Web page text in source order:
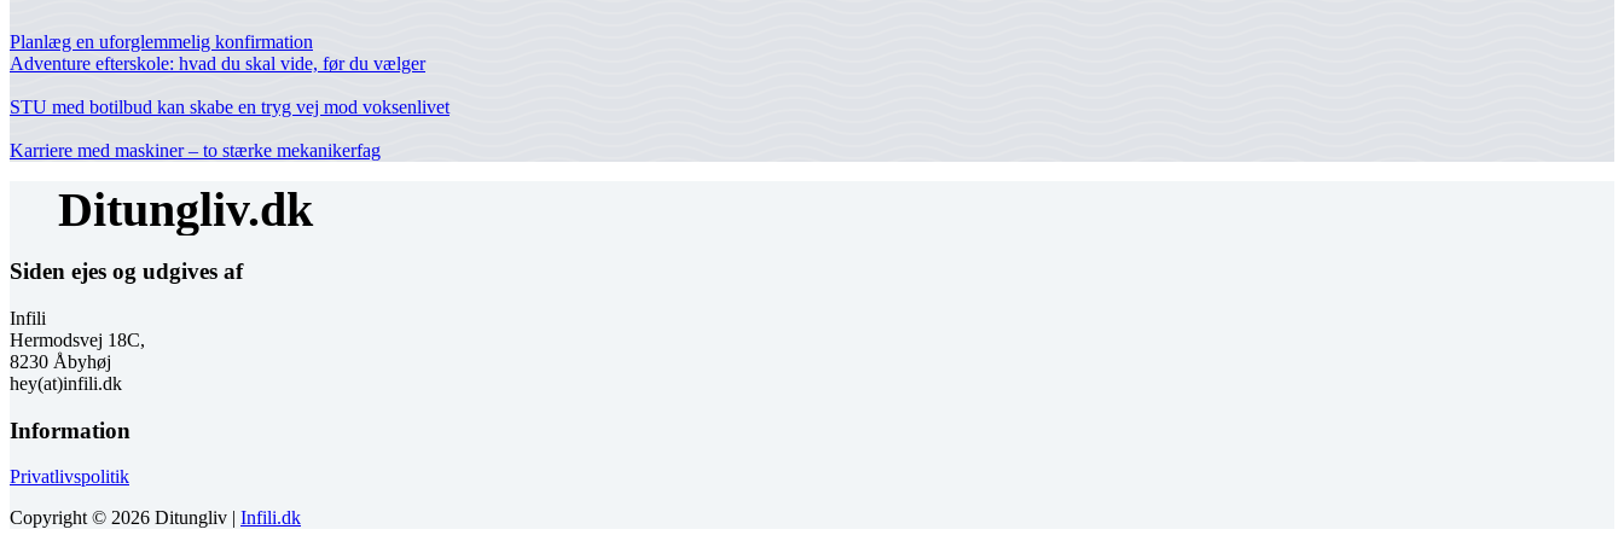
Planlæg en uforglemmelig konfirmation
Adventure efterskole: hvad du skal vide, før du vælger
STU med botilbud kan skabe en tryg vej mod voksenlivet
Karriere med maskiner – to stærke mekanikerfag
Siden ejes og udgives af
Infili
Hermodsvej 18C,
8230 Åbyhøj
hey(at)infili.dk
Information
Privatlivspolitik
Copyright © 2026 Ditungliv | Infili.dk